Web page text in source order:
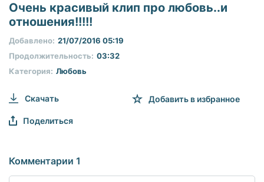
seconds
Очень красивый клип про любовь..и
отношения!!!!!
Категория: Любовь
Продолжительность: 03:32
Добавлено: 21/07/2016 05:19
Скачать Добавить в избранное
Поделиться
Комментарии 1